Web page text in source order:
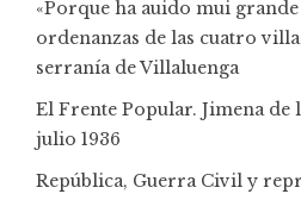
«Porque ha auido mui
ordenanzas de las cuatro
serranía de Villaluenga
El Frente Popular. Jimena
julio 1936
República, Guerra Civil y